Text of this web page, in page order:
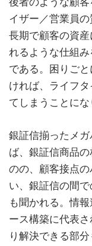
イザー／営業員
長期で顧客の資
れるような仕組
である。困りご
ければ、ライフ
てしまうことにな
銀証信揃ったメ
ば、銀証信商品
のの、顧客接点
い、銀証信の間
も聞かれる。情
ース構築に代表
り解決できる部